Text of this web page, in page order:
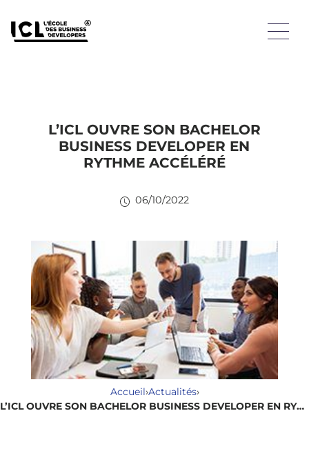
L’ICL OUVRE SON BACHELOR
BUSINESS DEVELOPER EN
RYTHME ACCÉLÉRÉ
06/10/2022
Accueil›Actualités›
L’ICL OUVRE SON BACHELOR BUSINESS DEVELOPER EN RYTHME ACCÉLÉRÉ